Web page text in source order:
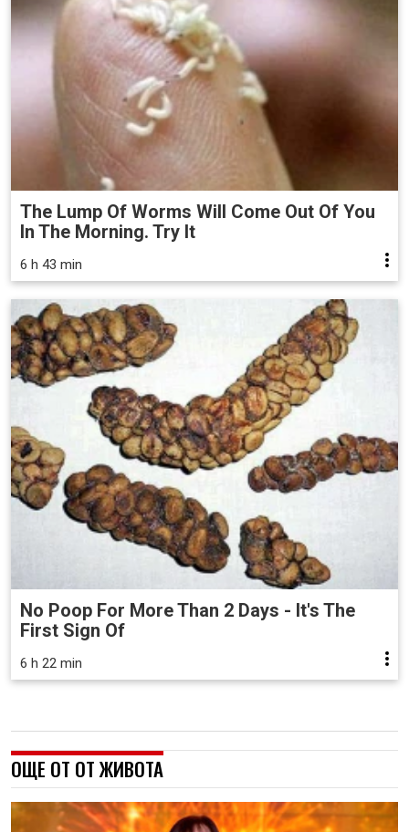
The Lump Of Worms Will Come Out Of You
In The Morning. Try It
6 h 43 min
No Poop For More Than 2 Days - It's The
First Sign Of
6 h 22 min
ОЩЕ ОТ ОТ ЖИВОТА